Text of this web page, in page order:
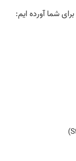
برای شما آورده ایم: